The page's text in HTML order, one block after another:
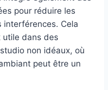
pour réduire les
Cela
utile dans des
non idéaux, où
peut être un